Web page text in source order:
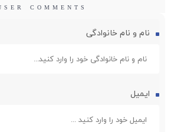
نام و نام خانوادگی
ایمیل